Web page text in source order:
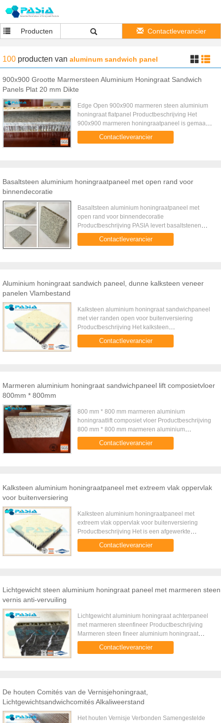
Producten Contactleverancier
100 producten van aluminum sandwich panel
900x900 Grootte Marmersteen Aluminium Honingraat Sandwich
Panels Plat 20 mm Dikte
Edge Open 900x900 marmeren steen aluminium
honingraat flatpanel Productbeschrijving Het
900x900 marmeren honingraatpaneel is gemaakt
van een natuurlijke, ultradunne marmeren plaat als
oppervlaktepaneel en het ...
Contactleverancier
Basaltsteen aluminium honingraatpaneel met open rand voor
binnendecoratie
Basaltsteen aluminium honingraatpaneel met
open rand voor binnendecoratie
Productbeschrijving PASIA levert basaltstenen
aluminium honingraatpanelen, een van de beste
milieucomposietmaterialen met perfecte ...
Contactleverancier
Aluminium honingraat sandwich paneel, dunne kalksteen veneer
panelen Vlambestand
Kalksteen aluminium honingraat sandwichpaneel
met vier randen open voor buitenversiering
Productbeschrijving Het kalksteen
honingraatpaneel is een samengestelde structuur
met een aluminium honingraatpaneel en ...
Contactleverancier
Marmeren aluminium honingraat sandwichpaneel lift composietvloer
800mm * 800mm
800 mm * 800 mm marmeren aluminium
honingraatlift composiet vloer Productbeschrijving
800 mm * 800 mm marmeren aluminium
honingraat composiet liftvloer is gemaakt van
natuursteen en honingraatcomposiet, met ...
Contactleverancier
Kalksteen aluminium honingraatpaneel met extreem vlak oppervlak
voor buitenversiering
Kalksteen aluminium honingraatpaneel met
extreem vlak oppervlak voor buitenversiering
Productbeschrijving Het is een afgewerkte
sandwich honingraat ondersteund met een
kalksteen plaat. Het toont een goede ...
Contactleverancier
Lichtgewicht steen aluminium honingraat paneel met marmeren steen
vernis anti-vervuiling
Lichtgewicht aluminium honingraat achterpaneel
met marmeren steenfineer Productbeschrijving
Marmeren steen fineer aluminium honingraat
achterpaneel bestaat uit een superdun marmeren
steenoppervlak met een ...
Contactleverancier
De houten Comités van de Vernisjehoningraat,
Lichtgewichtsandwichcomités Alkaliweerstand
Het houten Vernisje Verbonden Samengestelde